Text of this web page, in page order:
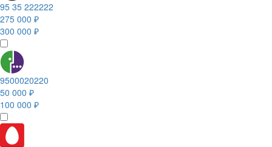
95 35 222222
275 000 ₽
300 000 ₽
9500020220
50 000 ₽
100 000 ₽